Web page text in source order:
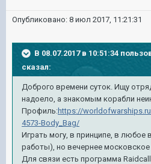
Опубликовано: 8 июл 2017, 11:21:31
В 08.07.2017 в 10:51:34
сказал:
Доброго времени суток. Ищу
надоело, а знакомым корабли
Профиль:https://
4573-Body_Bag/
Играть могу, в принципе, в любое
работы), но вечернее московское
Для связи есть программа